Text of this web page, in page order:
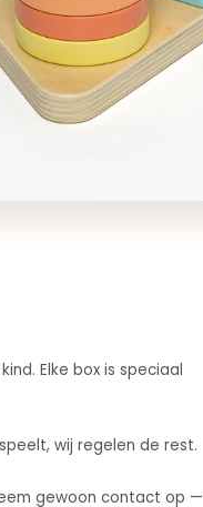
Elke box is speciaal
wij regelen de rest.
gewoon contact op —